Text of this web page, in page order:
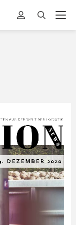
A US DER WELT DER LOGISTIK
N E
W S
DEZEMBER 2020